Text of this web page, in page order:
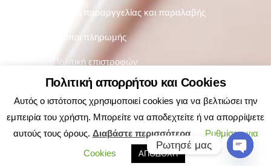
Τρόποι παραργγελίας και παραλαβής
Τρόποι πληρωμής
Πολιτική επιστροφών
Πολιτική απορρήτου και Cookies
Αυτός ο ιστότοπος χρησιμοποιεί cookies για να βελτιώσει την
εμπειρία του χρήστη. Μπορείτε να αποδεχτείτε ή να απορρίψετε
αυτούς τους όρους. Διαβάστε περισσότερα
Ρυθμίσεις για
Cookies
ΑΠΟΔΟΧΗ
Ρωτησέ μας